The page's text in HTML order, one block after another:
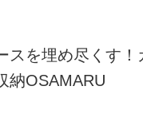
スを埋め尽くす
納OSAMARU